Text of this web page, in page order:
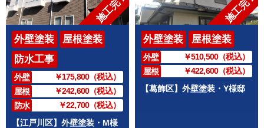
施工完了
外壁塗装
屋根塗装
防水工事
外壁
￥175,800（税込）
屋根
￥242,600（税込）
防水
￥22,700（税込）
【江戸川区】外壁塗装・M様
施工完了
外壁塗装 屋根塗装
外壁
￥510,500（税込）
屋根
￥422,600（税込）
【葛飾区】外壁塗装・Y様邸